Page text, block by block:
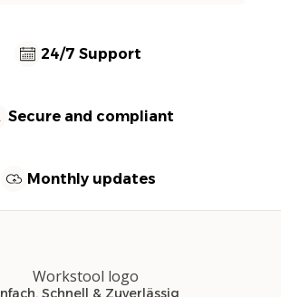
24/7 Support
Secure and compliant
Monthly updates
Schnell & Zuverlässig